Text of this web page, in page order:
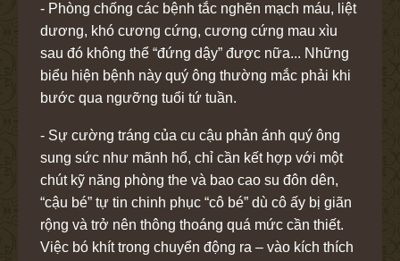
- Phòng chống các bệnh tắc nghẽn mạch máu, liệt
dương, khó cương cứng, cương cứng mau xìu
sau đó không thể “đứng dậy” được nữa... Những
biểu hiện bệnh này quý ông thường mắc phải khi
bước qua ngưỡng tuổi tứ tuần.
- Sự cường tráng của cu cậu phản ánh quý ông
sung sức như mãnh hổ, chỉ cần kết hợp với một
chút kỹ năng phòng the và bao cao su đôn dên,
“cậu bé” tự tin chinh phục “cô bé” dù cô ấy bị giãn
rộng và trở nên thông thoáng quá mức cần thiết.
Việc bó khít trong chuyển động ra – vào kích thích